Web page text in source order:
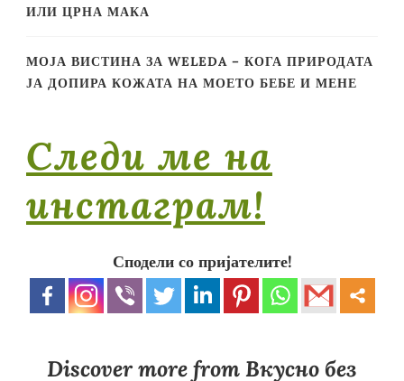
ИЛИ ЦРНА МАКА
МОЈА ВИСТИНА ЗА WELEDA – КОГА ПРИРОДАТА
ЈА ДОПИРА КОЖАТА НА МОЕТО БЕБЕ И МЕНЕ
Следи ме на
инстаграм!
Сподели со пријателите!
Discover more from Вкусно без